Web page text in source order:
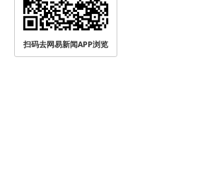
扫码去网易新闻APP浏览